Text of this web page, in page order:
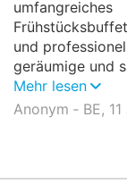
umfangreiches
und
geräumige und
Zimmer.
Mehr lesen
Anonym ‐ BE,